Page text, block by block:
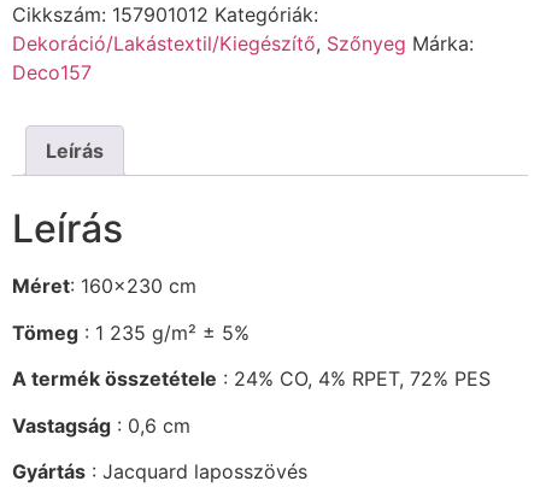
Cikkszám: 157901012 Kategóriák:
Dekoráció/Lakástextil/Kiegészítő, Szőnyeg Márka:
Deco157
Leírás
Leírás
Méret: 160×230 cm
Tömeg : 1 235 g/m² ± 5%
A termék összetétele : 24% CO, 4% RPET, 72% PES
Vastagság : 0,6 cm
Gyártás : Jacquard laposszövés